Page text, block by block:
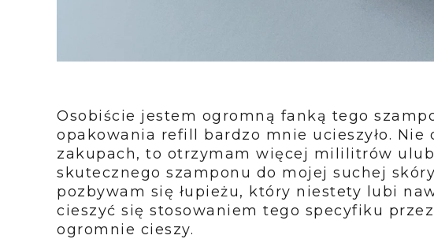
Osobiście jestem ogromną fanką tego
opakowania refill bardzo mnie ucieszyło. Nie
zakupach, to otrzymam więcej mililitrów
skutecznego szamponu do mojej suchej
pozbywam się łupieżu, który niestety lubi
cieszyć się stosowaniem tego specyfiku
ogromnie cieszy.